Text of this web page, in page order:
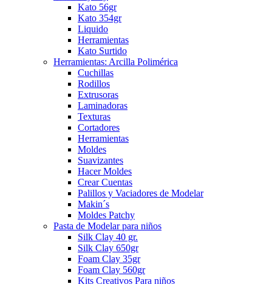
Kato 56gr
Kato 354gr
Liquido
Herramientas
Kato Surtido
Herramientas: Arcilla Polimérica
Cuchillas
Rodillos
Extrusoras
Laminadoras
Texturas
Cortadores
Herramientas
Moldes
Suavizantes
Hacer Moldes
Crear Cuentas
Palillos y Vaciadores de Modelar
Makin´s
Moldes Patchy
Pasta de Modelar para niños
Silk Clay 40 gr.
Silk Clay 650gr
Foam Clay 35gr
Foam Clay 560gr
Kits Creativos Para niños